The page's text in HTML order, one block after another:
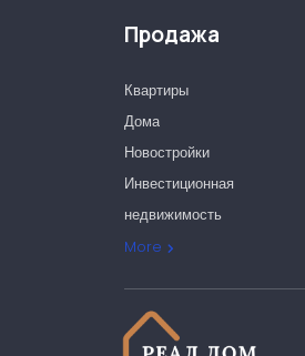
Продажа
More
Квартиры
Дома
Новостройки
Инвестиционная
недвижимость
Офисы